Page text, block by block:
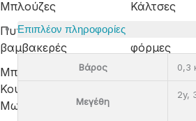
Μπλούζες
Πυτζάμες
βαμβακερές
Μπουρνούζια -
Κουβέρτες - Προίκα
Μωρού
Κάλτσες
φόρμες
Βρεφικά
Επιπλέον πληροφορίες
Βάρος 0,3
Μεγέθη
2y,